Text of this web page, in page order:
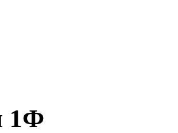
1Ф